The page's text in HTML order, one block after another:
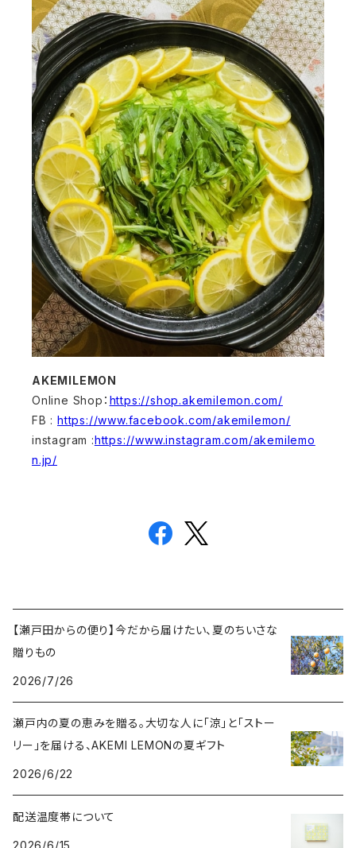
AKEMILEMON
Online Shop： https://shop.akemilemon.com/
FB : https://www.facebook.com/akemilemon/
instagram :https://www.instagram.com/akemilemo
n.jp/
【瀬戸田からの便り】今だから届けたい、夏のちいさな
贈りもの
2026/7/26
瀬戸内の夏の恵みを贈る。大切な人に「涼」と「ストー
リー」を届ける、AKEMI LEMONの夏ギフト
2026/6/22
配送温度帯について
2026/6/15